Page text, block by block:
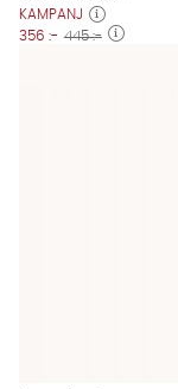
KAMPANJ
356 :- 445 :-